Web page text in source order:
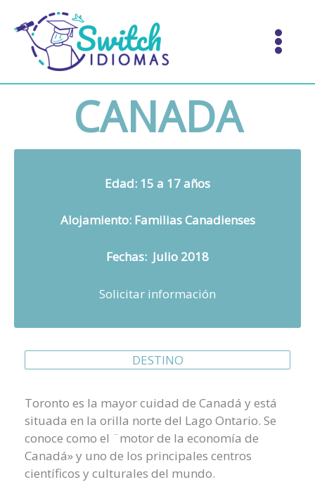
contenido
CANADA
Edad: 15 a 17 años
Alojamiento: Familias Canadienses
Fechas: Julio 2018
Solicitar información
DESTINO
Toronto es la mayor cuidad de Canadá y está
situada en la orilla norte del Lago Ontario. Se
conoce como el ¨motor de la economía de
Canadá» y uno de los principales centros
científicos y culturales del mundo.